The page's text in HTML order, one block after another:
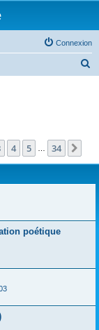
Connexion
c
34 4 5 34
poétique